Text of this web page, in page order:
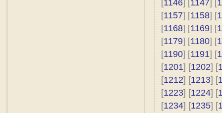
[1146] [1147] [
[1157] [1158] [
[1168] [1169] [
[1179] [1180] [
[1190] [1191] [
[1201] [1202] [
[1212] [1213] [
[1223] [1224] [
[1234] [1235] [